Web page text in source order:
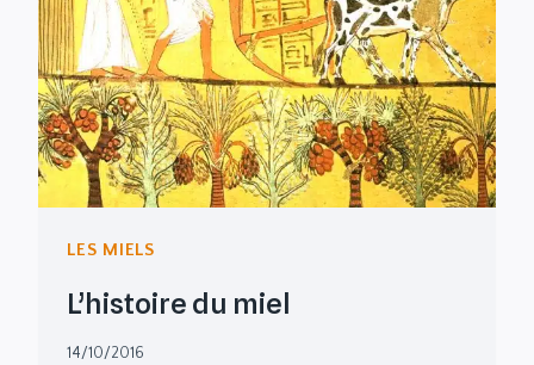
LES MIELS
L’histoire du miel
14/10/2016